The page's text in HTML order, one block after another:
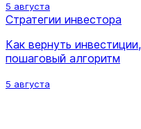
5 августа
Стратегии инвестора
Как вернуть
пошаговый алгоритм
5 августа